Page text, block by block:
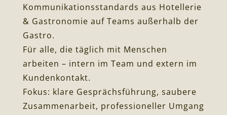
Kommunikationsstandards aus Hotellerie
& Gastronomie auf Teams außerhalb der
Gastro.
Für alle, die täglich mit Menschen
arbeiten – intern im Team und extern im
Kundenkontakt.
Fokus: klare Gesprächsführung, saubere
Zusammenarbeit, professioneller Umgang